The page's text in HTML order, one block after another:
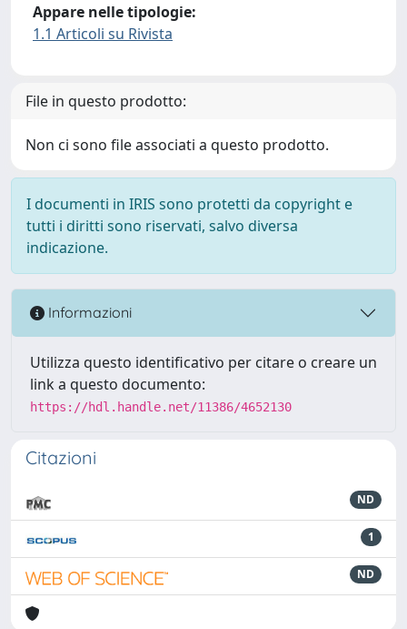
Appare nelle tipologie:
1.1 Articoli su Rivista
File in questo prodotto:
Non ci sono file associati a questo prodotto.
I documenti in IRIS sono protetti da copyright e
tutti i diritti sono riservati, salvo diversa
indicazione.
Informazioni
Utilizza questo identificativo per citare o creare un
link a questo documento:
https://hdl.handle.net/11386/4652130
Citazioni
ND
1
ND